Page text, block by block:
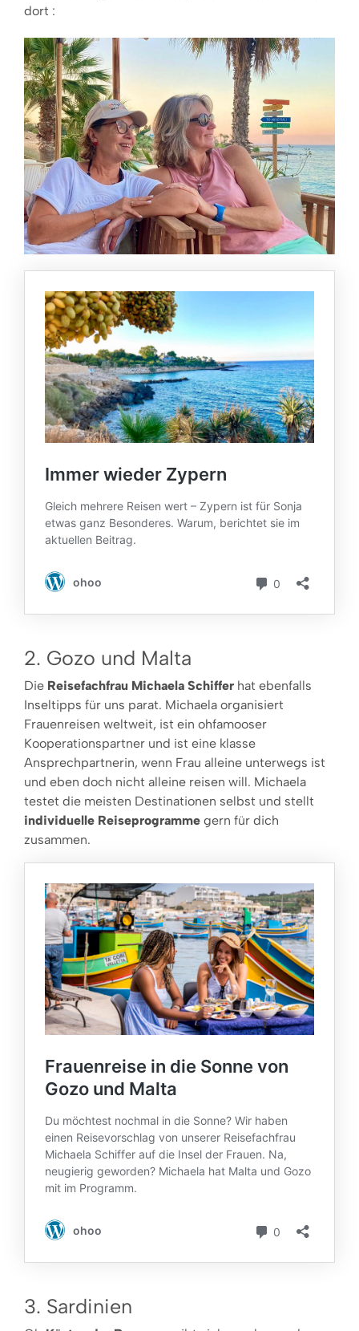
dort :
2. Gozo und Malta
Die Reisefachfrau Michaela Schiffer hat ebenfalls
Inseltipps für uns parat. Michaela organisiert
Frauenreisen weltweit, ist ein ohfamooser
Kooperationspartner und ist eine klasse
Ansprechpartnerin, wenn Frau alleine unterwegs ist
und eben doch nicht alleine reisen will. Michaela
testet die meisten Destinationen selbst und stellt
individuelle Reiseprogramme gern für dich
zusammen.
3. Sardinien